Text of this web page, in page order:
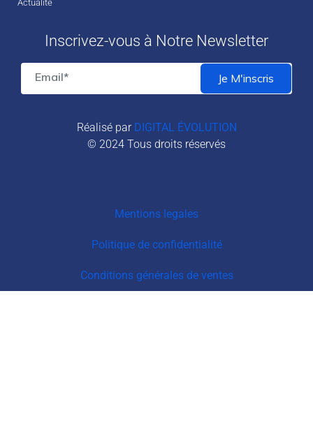
Actualité
Inscrivez-vous à Notre Newsletter
Réalisé par DIGITAL ÉVOLUTION
© 2024 Tous droits réservés
Mentions legales
Politique de confidentialité
Conditions générales de ventes